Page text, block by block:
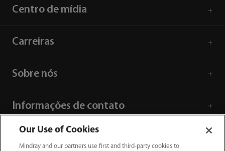
Centro de mídia
Carreiras
Sobre nós
Informações de contato
Our Use of Cookies
Mindray and our partners use first and third-party cookies to